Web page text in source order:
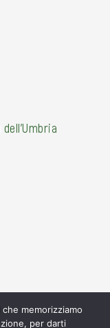
memorizziamo
per darti